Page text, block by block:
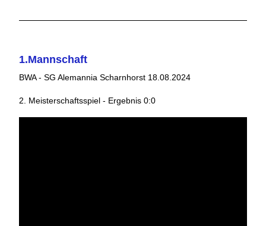
1.Mannschaft
BWA - SG Alemannia Scharnhorst 18.08.2024
2. Meisterschaftsspiel - Ergebnis 0:0